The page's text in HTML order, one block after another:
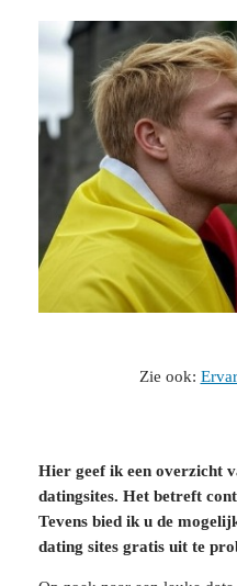
Zie ook:
Hier geef ik een overzicht
datingsites. Het betreft
Tevens bied ik u de
dating sites gratis uit te